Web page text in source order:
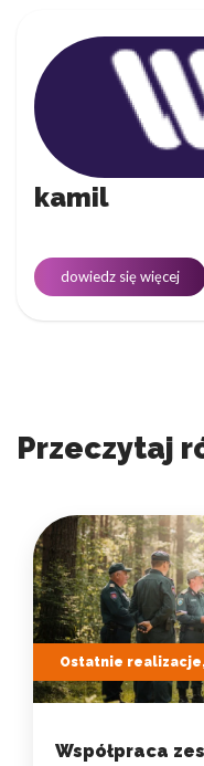
kamil
dowiedz się więcej
Przeczytaj
Ostatnie
Współpraca